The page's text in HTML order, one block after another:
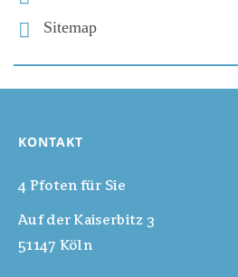
Sitemap
KONTAKT
4 Pfoten für Sie
Auf der Kaiserbitz 3
51147 Köln